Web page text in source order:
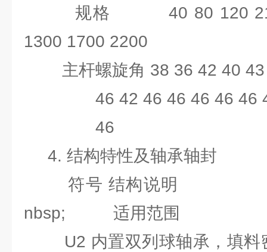
规格 40 80 120 210
1300 1700 2200
主杆螺旋角 38 36 42 40 43
46 42 46 46 46 46 46
46
4. 结构特性及轴承轴封
符号 结构说
nbsp; 适用范围
U2 内置双列球轴承